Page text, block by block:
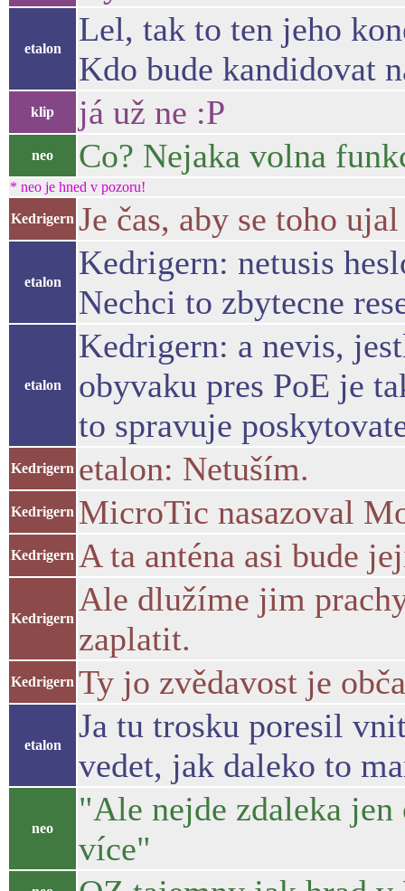
etalon
Lel, tak to ten jeho
Kdo bude kandidovat
klip já už ne :P
neo Co? Nejaka volna
* neo je hned v pozoru!
Kedrigern Je čas, aby se toho
etalon
Kedrigern: netusis
Nechci to zbytecne
etalon
Kedrigern: a nevis,
obyvaku pres PoE je
to spravuje
Kedrigern etalon: Netuším.
Kedrigern MicroTic nasazoval
Kedrigern A ta anténa asi bude
Kedrigern
Ale dlužíme jim
zaplatit.
Kedrigern Ty jo zvědavost je
etalon
Ja tu trosku poresil
vedet, jak daleko to
neo
"Ale nejde zdaleka
více"